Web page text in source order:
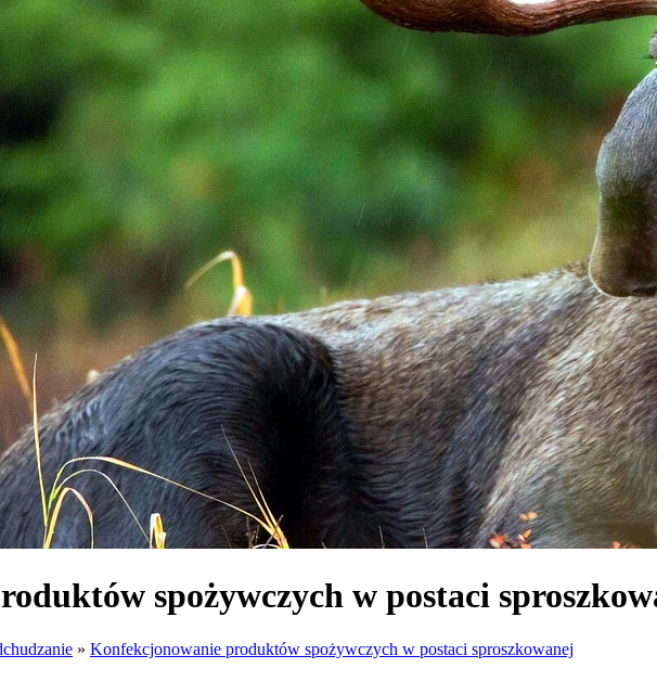
spożywczych w postaci
» Konfekcjonowanie produktów spożywczych w postaci sproszkowanej